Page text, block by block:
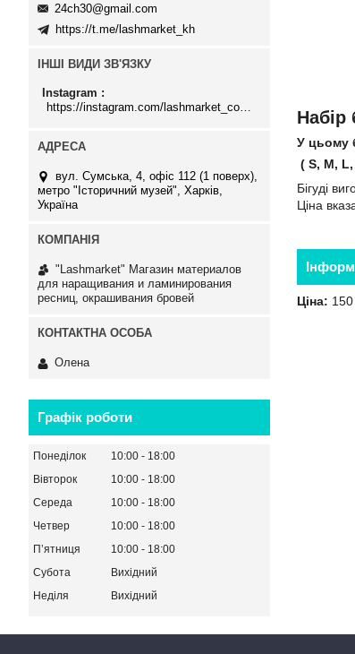
Набір
У цьому
( S, M,
Бігуді
Ціна
Ціна:
24ch30@gmail.com
https://t.me/lashmarket_kh
ІНШІ ВИДИ ЗВ'ЯЗКУ
Instagram
вул. Сумська, 4, офіс 112 (1 поверх),
метро "Історичний музей", Харків,
Україна
"Lashmarket" Магазин материалов
для наращивания и ламинирования
ресниц, окрашивания бровей
Олена
Графік роботи
Понеділок 10:00
18:00
Вівторок
10:00
18:00
Середа
10:00
18:00
Четвер
10:00
18:00
Пʼятниця
10:00
18:00
Субота
Вихідний
Неділя
Вихідний